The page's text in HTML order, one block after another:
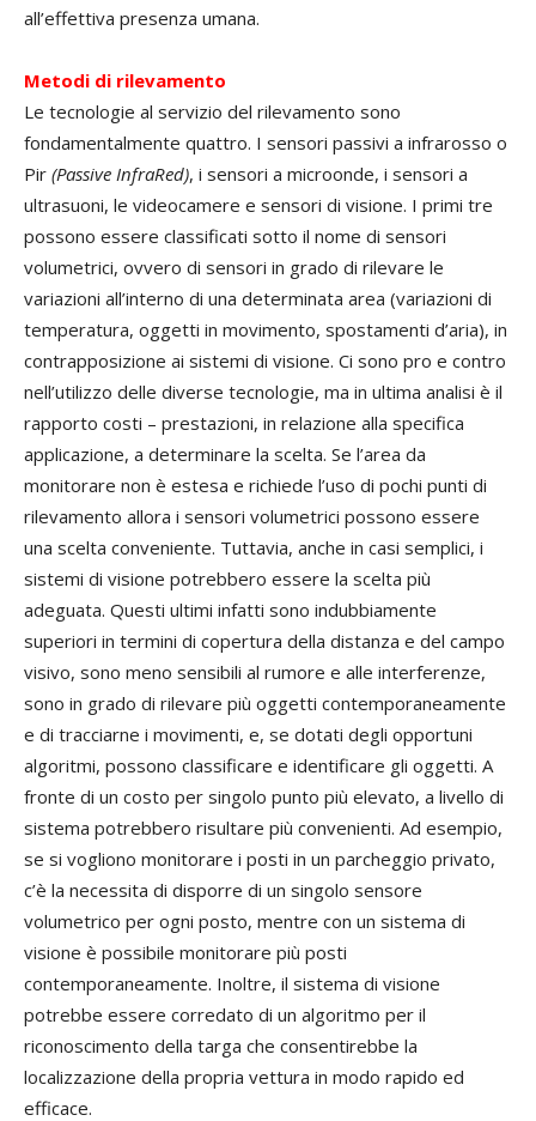
all’effettiva presenza umana.
Metodi di rilevamento
Le tecnologie al servizio del rilevamento sono
fondamentalmente quattro. I sensori passivi a infrarosso o
Pir (Passive InfraRed), i sensori a microonde, i sensori a
ultrasuoni, le videocamere e sensori di visione. I primi tre
possono essere classificati sotto il nome di sensori
volumetrici, ovvero di sensori in grado di rilevare le
variazioni all’interno di una determinata area (variazioni di
temperatura, oggetti in movimento, spostamenti d’aria), in
contrapposizione ai sistemi di visione. Ci sono pro e contro
nell’utilizzo delle diverse tecnologie, ma in ultima analisi è il
rapporto costi – prestazioni, in relazione alla specifica
applicazione, a determinare la scelta. Se l’area da
monitorare non è estesa e richiede l’uso di pochi punti di
rilevamento allora i sensori volumetrici possono essere
una scelta conveniente. Tuttavia, anche in casi semplici, i
sistemi di visione potrebbero essere la scelta più
adeguata. Questi ultimi infatti sono indubbiamente
superiori in termini di copertura della distanza e del campo
visivo, sono meno sensibili al rumore e alle interferenze,
sono in grado di rilevare più oggetti contemporaneamente
e di tracciarne i movimenti, e, se dotati degli opportuni
algoritmi, possono classificare e identificare gli oggetti. A
fronte di un costo per singolo punto più elevato, a livello di
sistema potrebbero risultare più convenienti. Ad esempio,
se si vogliono monitorare i posti in un parcheggio privato,
c’è la necessita di disporre di un singolo sensore
volumetrico per ogni posto, mentre con un sistema di
visione è possibile monitorare più posti
contemporaneamente. Inoltre, il sistema di visione
potrebbe essere corredato di un algoritmo per il
riconoscimento della targa che consentirebbe la
localizzazione della propria vettura in modo rapido ed
efficace.